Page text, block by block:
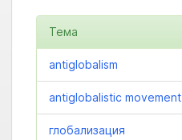
Тема
antiglobalism
antiglobalistic movement
глобализация